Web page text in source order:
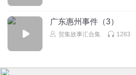
广东惠州事件（3）
贺集故事汇合集 1283